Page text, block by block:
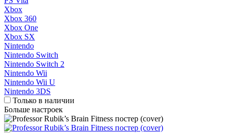
Xbox
Xbox 360
Xbox One
Xbox SX
Nintendo
Nintendo Switch
Nintendo Switch 2
Nintendo Wii
Nintendo Wii U
Nintendo 3DS
Только в наличии
Больше настроек